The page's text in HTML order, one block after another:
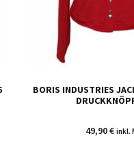
BORIS INDUSTRIES
49,90€ inkl.